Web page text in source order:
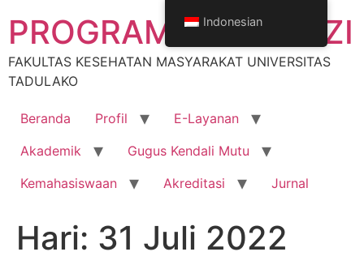
konten
PROGRAM STUDI GIZI
FAKULTAS KESEHATAN MASYARAKAT UNIVERSITAS
TADULAKO
Beranda Profil
E-Layanan
Akademik
Gugus Kendali Mutu
Kemahasiswaan
Akreditasi Jurnal
Hari: 31 Juli 2022
Indonesian